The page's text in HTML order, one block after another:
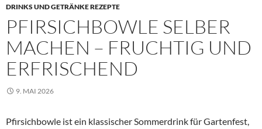
DRINKS UND GETRÄNKE REZEPTE
PFIRSICHBOWLE SELBER
MACHEN – FRUCHTIG UND
ERFRISCHEND
9. MAI 2026
Pfirsichbowle ist ein klassischer Sommerdrink für Gartenfest,